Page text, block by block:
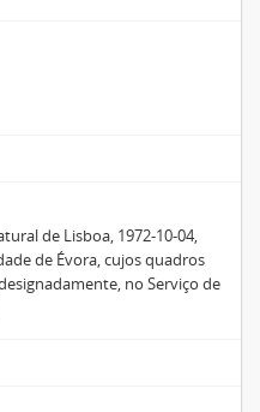
de Lisboa, 1972-10-04,
de Évora, cujos quadros
no Serviço de